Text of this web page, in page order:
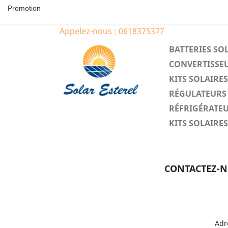
Promotion
Appelez-nous : 0618375377
BATTERIES
KITS
KITS
CONTACTEZ-